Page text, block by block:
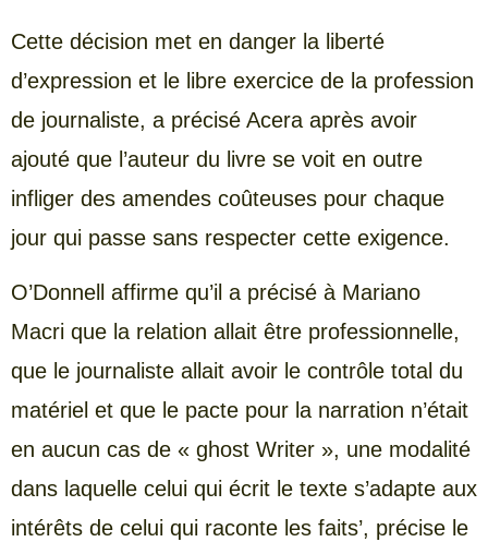
Cette décision met en danger la liberté
d’expression et le libre exercice de la profession
de journaliste, a précisé Acera après avoir
ajouté que l’auteur du livre se voit en outre
infliger des amendes coûteuses pour chaque
jour qui passe sans respecter cette exigence.
O’Donnell affirme qu’il a précisé à Mariano
Macri que la relation allait être professionnelle,
que le journaliste allait avoir le contrôle total du
matériel et que le pacte pour la narration n’était
en aucun cas de « ghost Writer », une modalité
dans laquelle celui qui écrit le texte s’adapte aux
intérêts de celui qui raconte les faits’, précise le